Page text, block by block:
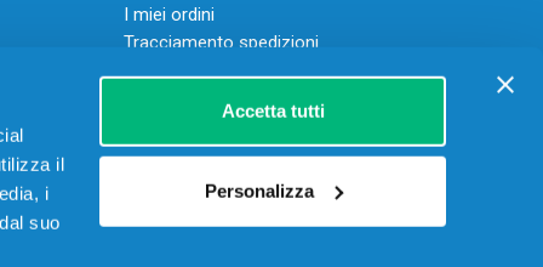
il
i
suo
Accetta tutti
Personalizza
I miei ordini
Tracciamento spedizioni
Resi
Servizio clienti